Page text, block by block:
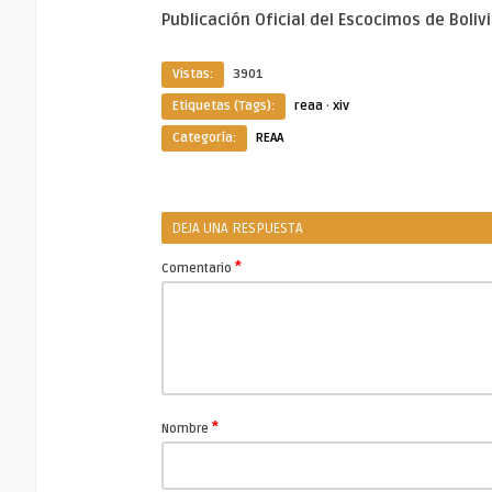
Publicación Oficial del Escocimos de
Vistas:
3901
Etiquetas (Tags):
reaa · xiv
Categoría:
REAA
DEJA UNA RESPUESTA
Comentario *
Nombre *